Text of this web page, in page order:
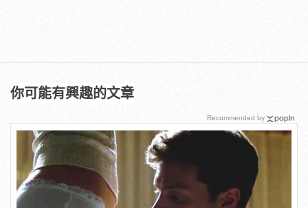
你可能有興趣的文章
Recommended by